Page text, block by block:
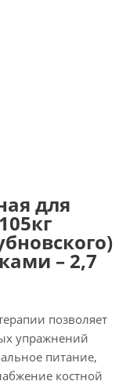
для
– 2,7
позволяет
упражнений
питание,
костной